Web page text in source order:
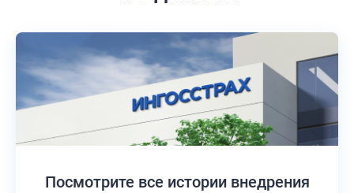
Посмотрите все историивнедрения